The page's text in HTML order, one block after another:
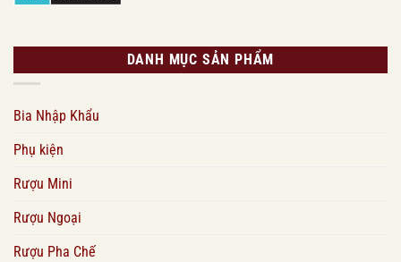
DANH MỤC SẢN PHẨM
Bia Nhập Khẩu
Phụ kiện
Rượu Mini
Rượu Ngoại
Rượu Pha Chế